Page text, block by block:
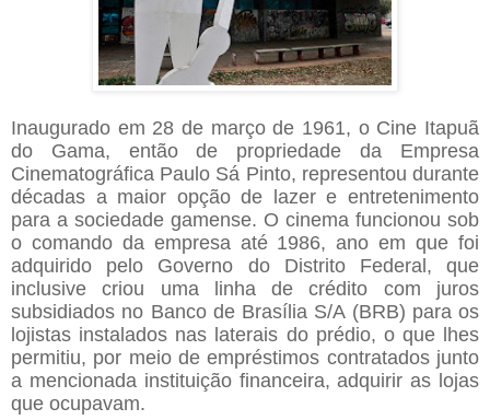
Inaugurado em 28 de março de 1961, o Cine Itapuã
do Gama, então de propriedade da Empresa
Cinematográfica Paulo Sá Pinto, representou durante
décadas a maior opção de lazer e entretenimento
para a sociedade gamense. O cinema funcionou sob
o comando da empresa até 1986, ano em que foi
adquirido pelo Governo do Distrito Federal, que
inclusive criou uma linha de crédito com juros
subsidiados no Banco de Brasília S/A (BRB) para os
lojistas instalados nas laterais do prédio, o que lhes
permitiu, por meio de empréstimos contratados junto
a mencionada instituição financeira, adquirir as lojas
que ocupavam.